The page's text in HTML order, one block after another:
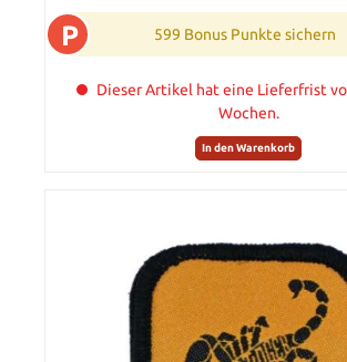
P 599 Bonus Punkte sichern
Dieser Artikel hat eine Lieferfrist
Wochen.
In den Warenkorb